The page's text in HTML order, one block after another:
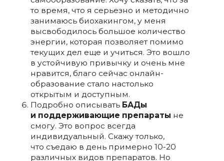
то время, что я серьезно и методично
занимаюсь биохакингом, у меня
высвободилось большое количество
энергии, которая позволяет помимо
текущих дел еще и учиться. Это вошло
в устойчивую привычку и очень мне
нравится, благо сейчас онлайн-
образование стало настолько
открытым и доступным.
Подробно описывать БАДы
и поддерживающие препараты не
смогу. Это вопрос всегда
индивидуальный. Скажу только,
что съедаю в день примерно 10-20
различных видов препаратов. Но